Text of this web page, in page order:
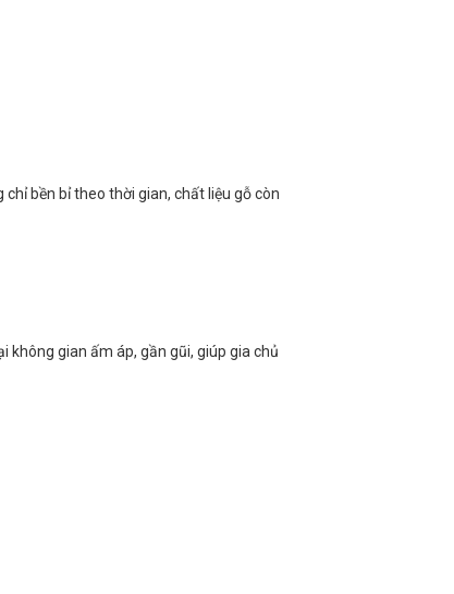
bền bỉ theo thời gian, chất liệu gỗ còn
gian ấm áp, gần gũi, giúp gia chủ